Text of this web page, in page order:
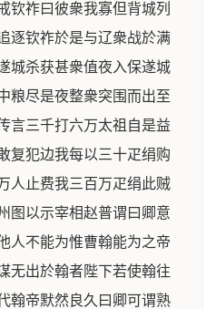
钦祚曰彼衆我寡但背城列
逐钦祚於是与辽衆战於满
城杀获甚衆值夜入保遂城
粮尽是夜整衆突围而出至
言三千打六万太祖自是益
复犯边我每以三十疋绢购
人止费我三百万疋绢此贼
图以示宰相赵普谓曰卿意
人不能为惟曹翰能为之帝
无出於翰者陛下若使翰往
翰帝默然良久曰卿可谓熟